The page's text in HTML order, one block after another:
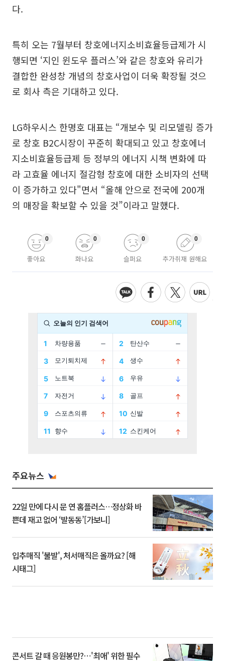
다.
특히 오는 7월부터 창호에너지소비효율등급제가 시
행되면 ‘지인 윈도우 플러스’와 같은 창호와 유리가
결합한 완성창 개념의 창호사업이 더욱 확장될 것으
로 회사 측은 기대하고 있다.
LG하우시스 한명호 대표는 “개보수 및 리모델링 증가
로 창호 B2C시장이 꾸준히 확대되고 있고 창호에너
지소비효율등급제 등 정부의 에너지 시책 변화에 따
라 고효율 에너지 절감형 창호에 대한 소비자의 선택
이 증가하고 있다"면서 “올해 안으로 전국에 200개
의 매장을 확보할 수 있을 것”이라고 말했다.
좋아요
0
화나요
0
슬퍼요
0
추가취재 원해요
0
주요뉴스
22일 만에 다시 문 연 홈플러스…정상화 바
쁜데 재고 없어 ‘발동동’[가보니]
입추매직 '불발', 처서매직은 올까요? [해
시태그]
콘서트 갈 때 응원봉만?⋯'최애' 위한 필수